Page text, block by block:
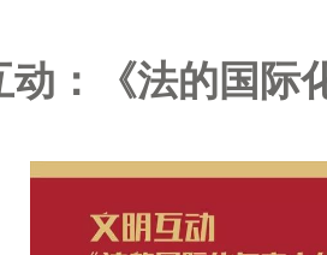
动：《法的国际